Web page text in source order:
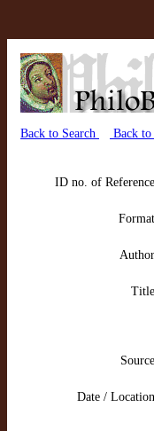
Back to Search Back to
ID no. of Reference
Format
Author
Title
Source
Date / Location